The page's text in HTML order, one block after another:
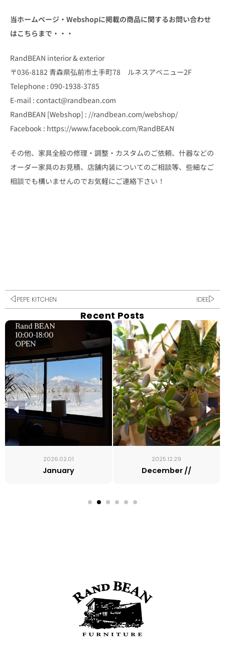
当ホームページ・Webshopに掲載の商品に関するお問い合わせ
はこちらまで・・・
RandBEAN interior & exterior
〒036-8182 青森県弘前市土手町78 ルネスアベニュー2F
Telephone : 090-1938-3785
E-mail : contact@randbean.com
RandBEAN [Webshop] : //randbean.com/webshop/
Facebook : https://www.facebook.com/RandBEAN
その他、家具全般の修理・調整・カスタムのご依頼、什器などの
オーダー家具のお見積、店舗内装についてのご相談等、些細なご
相談でも構いませんのでお気軽にご連絡下さい！
PEPE KITCHEN IDEE
Recent Posts
2026.02.01
January
2025.12.29
December //